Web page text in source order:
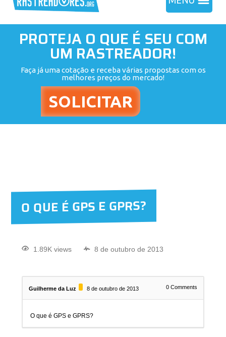
PROTEJA O QUE É SEU COM
UM RASTREADOR!
Faça já uma cotação e receba várias propostas com os
melhores preços do mercado!
O QUE É GPS E GPRS?
1.89K views 8 de outubro de 2013
Guilherme da Luz 8 de outubro de 2013 0 Comments
O que é GPS e GPRS?